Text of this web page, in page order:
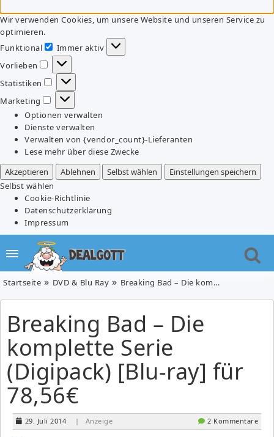
Wir verwenden Cookies, um unsere Website und unseren Service zu
optimieren.
Funktional
Funktional
Immer aktiv
Vorlieben
Vorlieben
Statistiken
Statistiken
Marketing
Marketing
Optionen verwalten
Dienste verwalten
Verwalten von {vendor_count}-Lieferanten
Lese mehr über diese Zwecke
Akzeptieren
Ablehnen Selbst wählen
Einstellungen speichern
Selbst wählen
Cookie-Richtlinie
Datenschutzerklärung
Impressum
Startseite DVD & Blu Ray Breaking Bad – Die komplette Serie (Digipack) [Blu-ray] für 78,56€
Breaking Bad – Die
komplette Serie
(Digipack) [Blu-ray] für
78,56€
29. Juli 2014 | Anzeige 2 Kommentare